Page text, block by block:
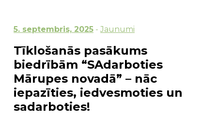
5. septembris, 2025 - Jaunumi
Tīklošanās pasākums
biedrībām “SAdarboties
Mārupes novadā” – nāc
iepazīties, iedvesmoties un
sadarboties!